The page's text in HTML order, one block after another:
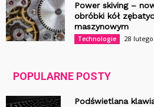
Power skiving –
obróbki kół
maszynowym
Technologie 28 lutego
POPULARNE POSTY
Podświetlana